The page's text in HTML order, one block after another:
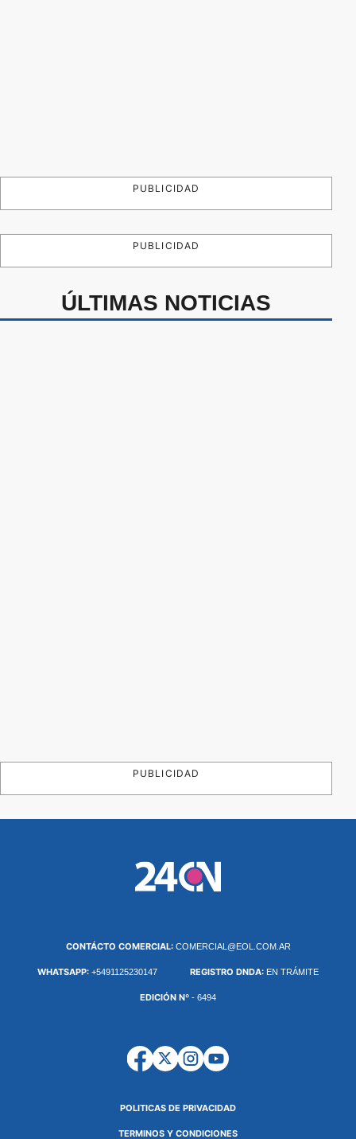
PUBLICIDAD
PUBLICIDAD
ÚLTIMAS NOTICIAS
PUBLICIDAD
CONTÁCTO COMERCIAL: COMERCIAL@EOL.COM.AR
WHATSAPP: +5491125230147 REGISTRO DNDA: EN TRÁMITE
EDICIÓN Nº - 6494
POLITICAS DE PRIVACIDAD
TERMINOS Y CONDICIONES